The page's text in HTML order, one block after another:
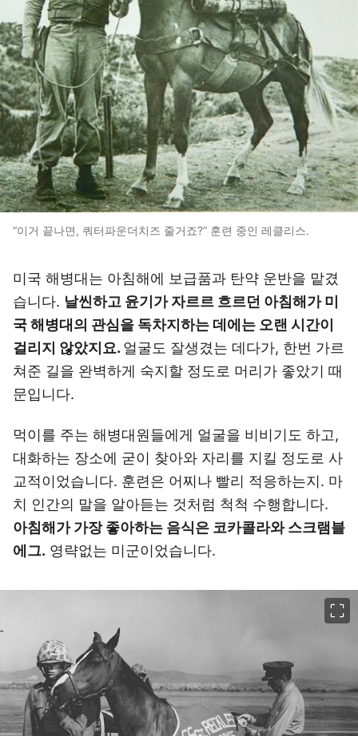
“이거 끝나면, 쿼터파운더치즈 줄거죠?” 훈련 중인 레클리스.
미국 해병대는 아침해에 보급품과 탄약 운반을 맡겼
습니다. 날씬하고 윤기가 자르르 흐르던 아침해가 미
국 해병대의 관심을 독차지하는 데에는 오랜 시간이
걸리지 않았지요. 얼굴도 잘생겼는 데다가, 한번 가르
쳐준 길을 완벽하게 숙지할 정도로 머리가 좋았기 때
문입니다.
먹이를 주는 해병대원들에게 얼굴을 비비기도 하고,
대화하는 장소에 굳이 찾아와 자리를 지킬 정도로 사
교적이었습니다. 훈련은 어찌나 빨리 적응하는지. 마
치 인간의 말을 알아듣는 것처럼 척척 수행합니다.
아침해가 가장 좋아하는 음식은 코카콜라와 스크램블
에그. 영략없는 미군이었습니다.